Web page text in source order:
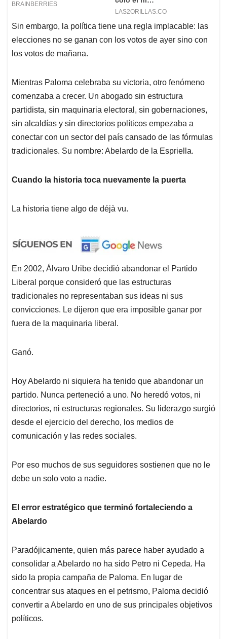
Sin embargo, la política tiene una regla implacable: las
elecciones no se ganan con los votos de ayer sino con
los votos de mañana.
Mientras Paloma celebraba su victoria, otro fenómeno
comenzaba a crecer. Un abogado sin estructura
partidista, sin maquinaria electoral, sin gobernaciones,
sin alcaldías y sin directorios políticos empezaba a
conectar con un sector del país cansado de las fórmulas
tradicionales. Su nombre: Abelardo de la Espriella.
Cuando la historia toca nuevamente la puerta
La historia tiene algo de déjà vu.
En 2002, Álvaro Uribe decidió abandonar el Partido
Liberal porque consideró que las estructuras
tradicionales no representaban sus ideas ni sus
convicciones. Le dijeron que era imposible ganar por
fuera de la maquinaria liberal.
Ganó.
Hoy Abelardo ni siquiera ha tenido que abandonar un
partido. Nunca perteneció a uno. No heredó votos, ni
directorios, ni estructuras regionales. Su liderazgo surgió
desde el ejercicio del derecho, los medios de
comunicación y las redes sociales.
Por eso muchos de sus seguidores sostienen que no le
debe un solo voto a nadie.
El error estratégico que terminó fortaleciendo a
Abelardo
Paradójicamente, quien más parece haber ayudado a
consolidar a Abelardo no ha sido Petro ni Cepeda. Ha
sido la propia campaña de Paloma. En lugar de
concentrar sus ataques en el petrismo, Paloma decidió
convertir a Abelardo en uno de sus principales objetivos
políticos.